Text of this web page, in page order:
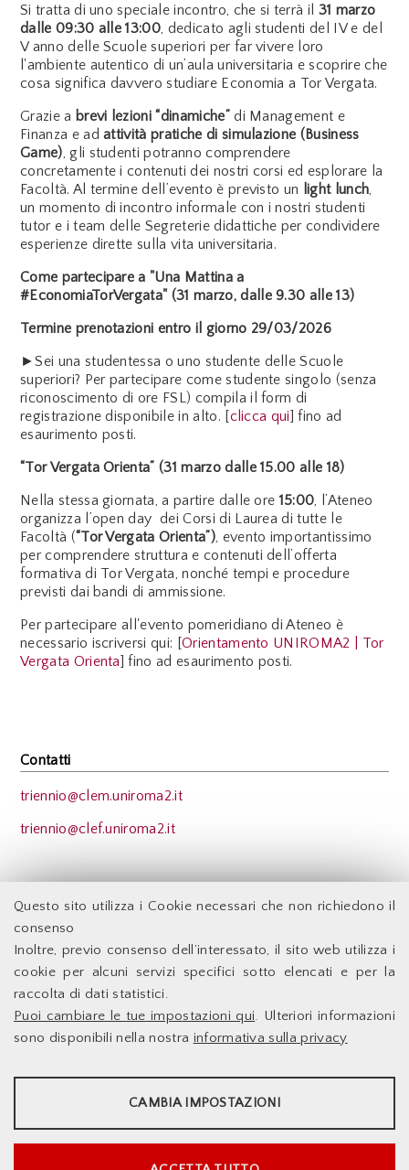
Questo sito utilizza i Cookie necessari che non richiedono il
consenso
Inoltre, previo consenso dell’interessato, il sito web utilizza i
cookie per alcuni servizi specifici sotto elencati e per la
raccolta di dati statistici.
Puoi cambiare le tue impostazioni qui. Ulteriori informazioni
sono disponibili nella nostra informativa sulla privacy
STATISTICHE
Mostra maggiori informazioni
CAMBIA IMPOSTAZIONI
Si tratta di uno speciale incontro, che si terrà il 31 marzo
dalle 09:30 alle 13:00, dedicato agli studenti del IV e del
V anno delle Scuole superiori per far vivere loro
l'ambiente autentico di un’aula universitaria e scoprire che
cosa significa davvero studiare Economia a Tor Vergata.
Grazie a brevi lezioni “dinamiche”di Management e
Finanza e adattività pratiche di simulazione (Business
Game), gli studenti potranno comprendere
concretamente i contenuti dei nostri corsi ed esplorare la
Facoltà. Al termine dell’evento è previsto un light lunch,
un momento di incontro informale con i nostri studenti
tutor e i team delle Segreterie didattiche per condividere
esperienze dirette sulla vita universitaria.
Come partecipare a "Una Mattina a
#EconomiaTorVergata" (31 marzo, dalle 9.30 alle 13)
Termine prenotazioni entro il giorno 29/03/2026
►Sei una studentessa o uno studente delle Scuole
superiori? Per partecipare come studente singolo (senza
riconoscimento di ore FSL) compila il form di
registrazione disponibile in alto. [clicca qui] fino ad
esaurimento posti.
“Tor Vergata Orienta” (31 marzo dalle 15.00 alle 18)
Nella stessa giornata, a partire dalle ore 15:00, l’Ateneo
organizza l’open day dei Corsi di Laurea di tutte le
Facoltà (“Tor Vergata Orienta”), evento importantissimo
per comprendere struttura e contenuti dell’offerta
formativa di Tor Vergata, nonché tempi e procedure
previsti dai bandi di ammissione.
Per partecipare all'evento pomeridiano di Ateneo è
necessario iscriversi qui: [Orientamento UNIROMA2 | Tor
Vergata Orienta] fino ad esaurimento posti.
Contatti
triennio@clem.uniroma2.it
triennio@clef.uniroma2.it
Back
Facoltà di Economia - Università degli Studi di Roma
Accessibilità
Dove Siamo
Docenti
Facoltà di Economia
Roma Tor Vergata
Via Columbia,2